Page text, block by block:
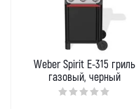
Weber Spirit E-315 гриль
газовый, черный